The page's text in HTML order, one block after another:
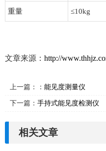
重量 ≤10kg
文章来源： http://
上一篇：： 能见度测量仪
下一篇： 手持式能见度检测仪
相关文章